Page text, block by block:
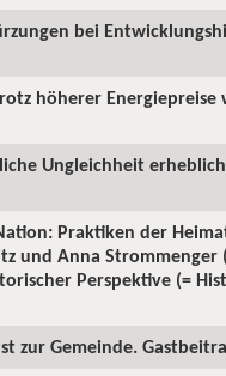
bei
höherer
Ungleichheit
Praktiken der
und Anna
Perspektive (=
zur Gemeinde.